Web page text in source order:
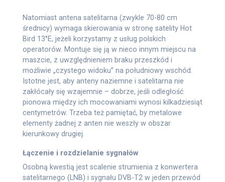
Natomiast antena satelitarna (zwykle 70-80 cm
średnicy) wymaga skierowania w stronę satelity Hot
Bird 13°E, jeżeli korzystamy z usług polskich
operatorów. Montuje się ją w nieco innym miejscu na
maszcie, z uwzględnieniem braku przeszkód i
możliwie „czystego widoku” na południowy wschód.
Istotne jest, aby anteny naziemne i satelitarna nie
zakłócały się wzajemnie – dobrze, jeśli odległość
pionowa między ich mocowaniami wynosi kilkadziesiąt
centymetrów. Trzeba też pamiętać, by metalowe
elementy żadnej z anten nie weszły w obszar
kierunkowy drugiej.
Łączenie i rozdzielanie sygnałów
Osobną kwestią jest scalenie strumienia z konwertera
satelitarnego (LNB) i sygnału DVB-T2 w jeden przewód